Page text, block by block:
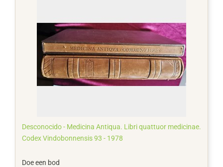
Desconocido - Medicina Antiqua. Libri quattuor medicinae.
Codex Vindobonnensis 93 - 1978
Doe een bod